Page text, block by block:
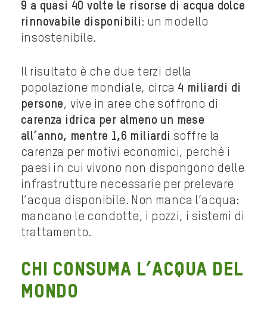
9 a quasi 40 volte le risorse di acqua dolce
rinnovabile disponibili : un modello
insostenibile.
Il risultato è che due terzi della
popolazione mondiale, circa 4 miliardi di
persone, vive in aree che soffrono di
carenza idrica per almeno un mese
all’anno, mentre 1,6 miliardi soffre la
carenza per motivi economici, perché i
paesi in cui vivono non dispongono delle
infrastrutture necessarie per prelevare
l’acqua disponibile. Non manca l’acqua:
mancano le condotte, i pozzi, i sistemi di
trattamento.
Chi consuma l’acqua del
mondo